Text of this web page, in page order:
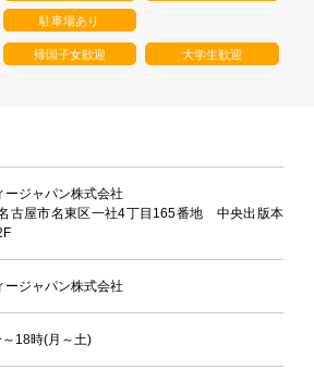
駐車場あり
帰国子女歓迎 大学生歓迎
ージャパン株式会社
古屋市名東区一社4丁目165番地 中央出版本
ージャパン株式会社
18時(月～土)